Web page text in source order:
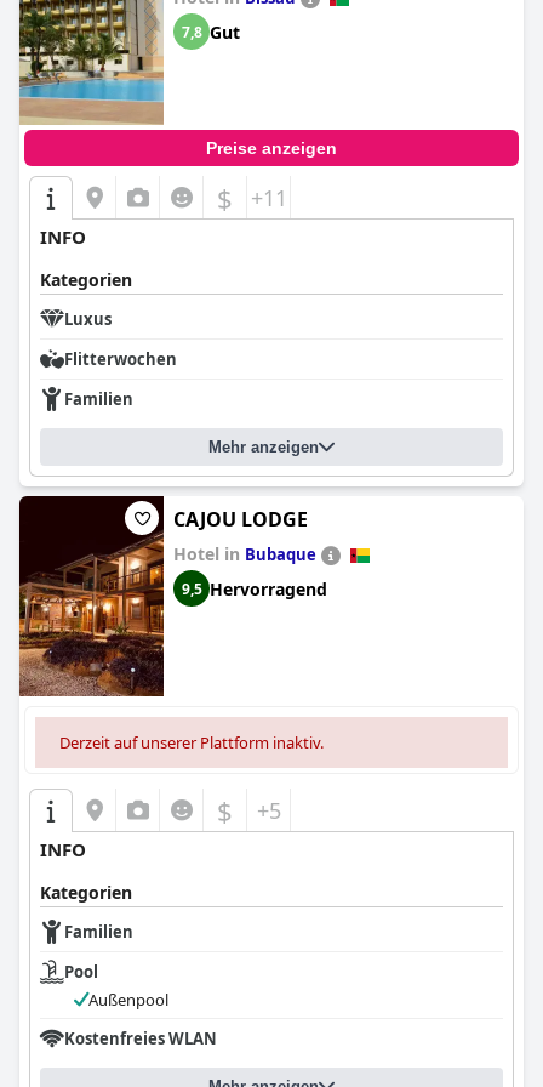
7,8 Gut
Preise anzeigen
$ +11
INFO
Kategorien
Luxus
Flitterwochen
Familien
Mehr anzeigen
CAJOU LODGE
Hotel in Bubaque
9,5 Hervorragend
Derzeit auf unserer Plattform inaktiv.
$ +5
INFO
Kategorien
Familien
Pool
Außenpool
Kostenfreies WLAN